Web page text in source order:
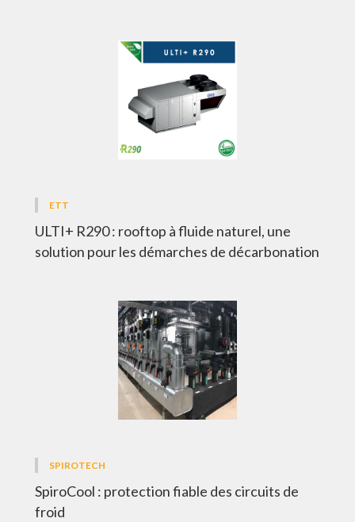
ETT
ULTI+ R290 : rooftop à fluide naturel, une
solution pour les démarches de décarbonation
SPIROTECH
SpiroCool : protection fiable des circuits de
froid